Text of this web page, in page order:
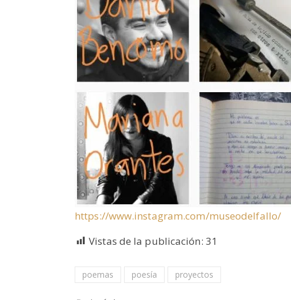
https://www.instagram.com/museodelfallo/
Vistas de la publicación: 31
poemas poesía proyectos